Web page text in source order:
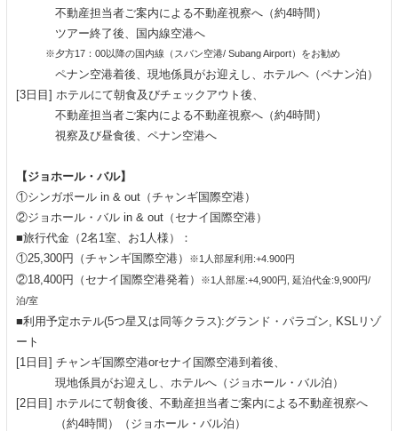
不動産担当者ご案内による不動産視察へ（約4時間）
ツアー終了後、国内線空港へ
※夕方17：00以降の国内線（スバン空港/ Subang Airport）をお勧め
ペナン空港着後、現地係員がお迎えし、ホテルヘ（ペナン泊）
[3日目] ホテルにて朝食及びチェックアウト後、
不動産担当者ご案内による不動産視察へ（約4時間）
視察及び昼食後、ペナン空港へ
【ジョホール・バル】
①シンガポール in & out（チャンギ国際空港）
②ジョホール・バル in & out（セナイ国際空港）
■旅行代金（2名1室、お1人様）：
①25,300円（チャンギ国際空港）
※1人部屋利用:+4.900円
②18,400円（セナイ国際空港発着）
※1人部屋:+4,900円, 延泊代金:9,900円/
泊/室
■利用予定ホテル(5つ星又は同等クラス):グランド・パラゴン, KSLリゾ
ート
[1日目] チャンギ国際空港orセナイ国際空港到着後、
現地係員がお迎えし、ホテルへ（ジョホール・バル泊）
[2日目] ホテルにて朝食後、不動産担当者ご案内による不動産視察へ
（約4時間）（ジョホール・バル泊）